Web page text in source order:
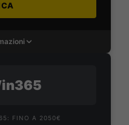
FINO A 2050€